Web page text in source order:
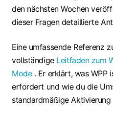
den nächsten Wochen
dieser Fragen detaillierte
Eine umfassende Referenz
vollständige Leitfaden zum
Mode . Er erklärt, was WPP
erfordert und wie du die
standardmäßige Aktivierung